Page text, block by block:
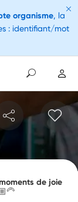
de joie
organisme, la
: identifiant/mot